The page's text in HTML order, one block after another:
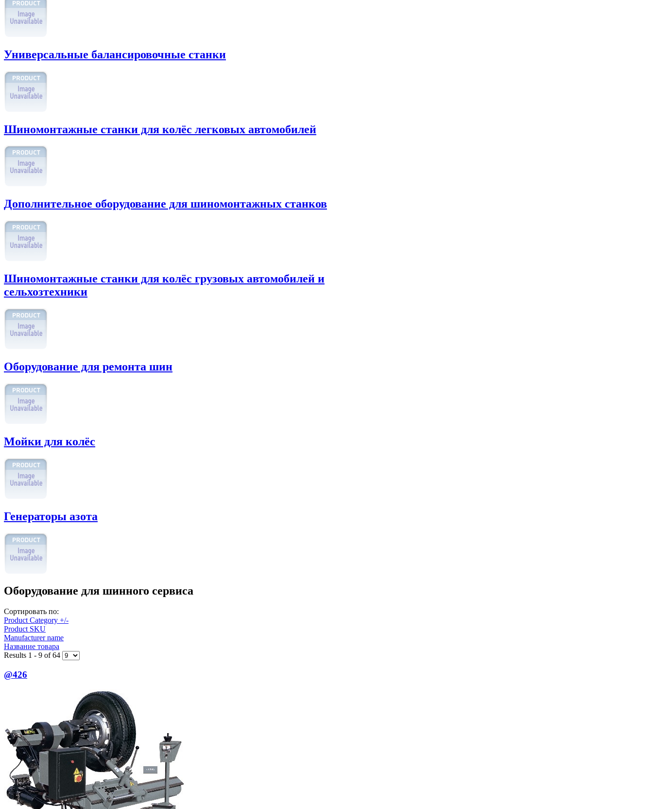
Универсальные балансировочные станки
Шиномонтажные станки для колёс легковых автомобилей
Дополнительное оборудование для шиномонтажных станков
Шиномонтажные станки для колёс грузовых автомобилей и
сельхозтехники
Оборудование для ремонта шин
Мойки для колёс
Генераторы азота
Оборудование для шинного сервиса
Сортировать по:
Product Category +/-
Product SKU
Manufacturer name
Название товара
Results 1 - 9 of 64
@426